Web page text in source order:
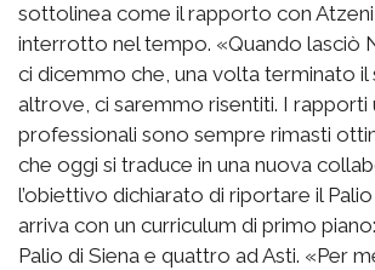
sottolinea come il rapporto con Atzeni
interrotto nel tempo. «Quando lasciò
ci dicemmo che, una volta terminato
altrove, ci saremmo risentiti. I rapporti
professionali sono sempre rimasti
che oggi si traduce in una nuova
l’obiettivo dichiarato di riportare il
arriva con un curriculum di primo
Palio di Siena e quattro ad Asti. «Per